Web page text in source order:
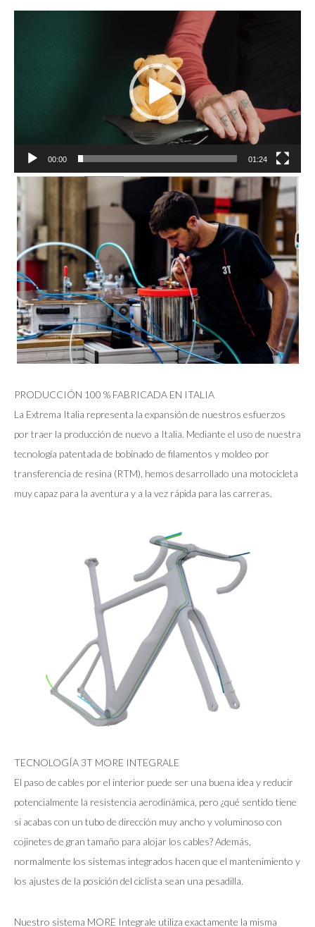
00:00 01:24
PRODUCCIÓN 100 % FABRICADA EN ITALIA
La Extrema Italia representa la expansión de nuestros esfuerzos
por traer la producción de nuevo a Italia. Mediante el uso de nuestra
tecnología patentada de bobinado de filamentos y moldeo por
transferencia de resina (RTM), hemos desarrollado una motocicleta
muy capaz para la aventura y a la vez rápida para las carreras.
TECNOLOGÍA 3T MORE INTEGRALE
El paso de cables por el interior puede ser una buena idea y reducir
potencialmente la resistencia aerodinámica, pero ¿qué sentido tiene
si acabas con un tubo de dirección muy ancho y voluminoso con
cojinetes de gran tamaño para alojar los cables? Además,
normalmente los sistemas integrados hacen que el mantenimiento y
los ajustes de la posición del ciclista sean una pesadilla.
Nuestro sistema MORE Integrale utiliza exactamente la misma